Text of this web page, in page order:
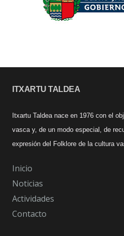
ITXARTU TALDEA
Itxartu Taldea nace en 1976 con el
vasca y, de un modo especial, de
expresión del Folklore de la cultura
Inicio
Noticias
Actividades
Contacto